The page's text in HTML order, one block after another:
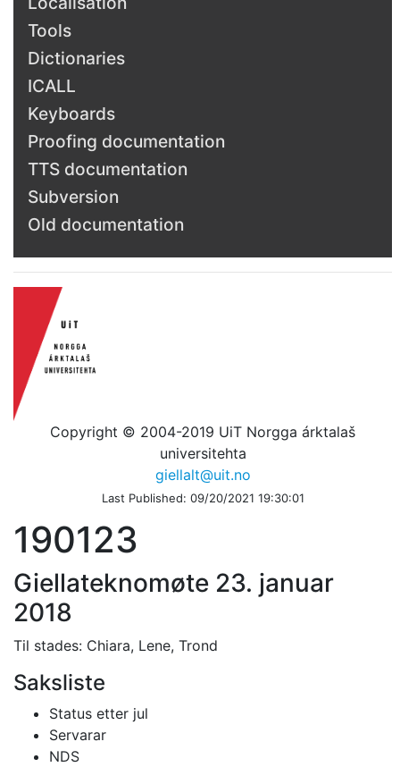
Tools
Dictionaries
ICALL
Keyboards
Proofing documentation
TTS documentation
Subversion
Old documentation
Copyright © 2004-2019 UiT Norgga árktalaš
universitehta
giellalt@uit.no
Last Published: 09/20/2021 19:30:01
190123
Giellateknomøte 23. januar
2018
Til stades: Chiara, Lene, Trond
Saksliste
Status etter jul
Servarar
NDS